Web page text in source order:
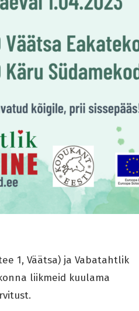
1, Väätsa) ja Vabatahtlik
liikmeid kuulama